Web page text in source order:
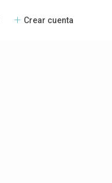
Crear cuenta